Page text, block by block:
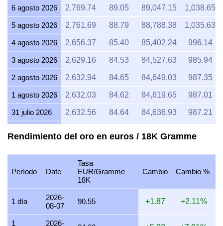
6 agosto 2026 2,769.74 89.05 89,047.15 1,038.65
5 agosto 2026 2,761.69 88.79 88,788.38 1,035.63
4 agosto 2026 2,656.37 85.40 85,402.24 996.14
3 agosto 2026 2,629.16 84.53 84,527.63 985.94
2 agosto 2026 2,632.94 84.65 84,649.03 987.35
1 agosto 2026 2,632.03 84.62 84,619.65 987.01
31 julio 2026 2,632.56 84.64 84,636.93 987.21
2,655.28
2,691.80
26 julio 2026 2,669.63 85,828.59 1,001.11
25 julio 2026 2,669.04 85.81
Rendimiento del oro en euros / 18K Gramme
Período Date
Tasa
EUR/Gramme
18K
Cambio Cambio %
1 día
2026-
08-07
90.55 +1.87 +2.11%
1
2026-